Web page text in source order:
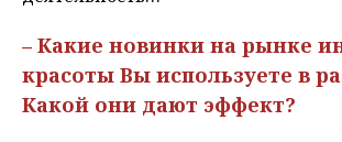
– Какие новинки на рынке
красоты Вы используете в
Какой они дают эффект?